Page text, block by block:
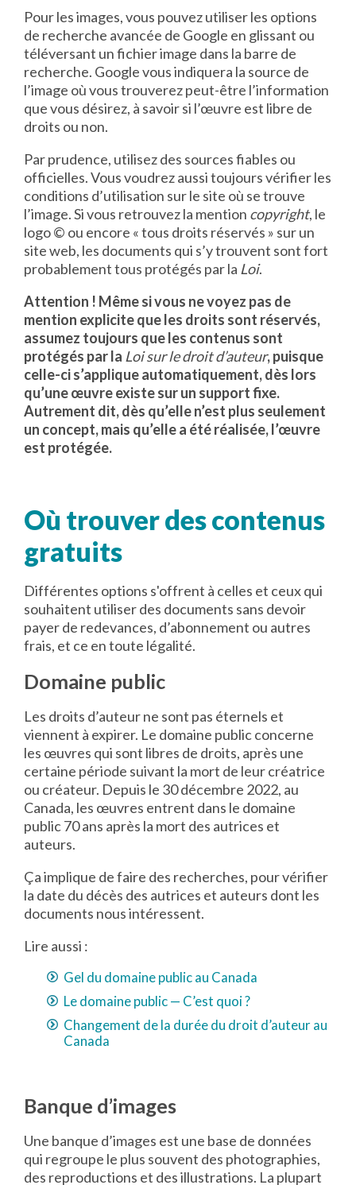
Pour les images, vous pouvez utiliser les options
de recherche avancée de Google en glissant ou
téléversant un fichier image dans la barre de
recherche. Google vous indiquera la source de
l’image où vous trouverez peut-être l’information
que vous désirez, à savoir si l’œuvre est libre de
droits ou non.
Par prudence, utilisez des sources fiables ou
officielles. Vous voudrez aussi toujours vérifier les
conditions d’utilisation sur le site où se trouve
l’image. Si vous retrouvez la mention copyright, le
logo © ou encore « tous droits réservés » sur un
site web, les documents qui s’y trouvent sont fort
probablement tous protégés par la Loi.
Attention ! Même si vous ne voyez pas de
mention explicite que les droits sont réservés,
assumez toujours que les contenus sont
protégés par la Loi sur le droit d’auteur, puisque
celle-ci s’applique automatiquement, dès lors
qu’une œuvre existe sur un support fixe.
Autrement dit, dès qu’elle n’est plus seulement
un concept, mais qu’elle a été réalisée, l’œuvre
est protégée.
Où trouver des contenus
gratuits
Différentes options s'offrent à celles et ceux qui
souhaitent utiliser des documents sans devoir
payer de redevances, d’abonnement ou autres
frais, et ce en toute légalité.
Domaine public
Les droits d’auteur ne sont pas éternels et
viennent à expirer. Le domaine public concerne
les œuvres qui sont libres de droits, après une
certaine période suivant la mort de leur créatrice
ou créateur. Depuis le 30 décembre 2022, au
Canada, les œuvres entrent dans le domaine
public 70 ans après la mort des autrices et
auteurs.
Ça implique de faire des recherches, pour vérifier
la date du décès des autrices et auteurs dont les
documents nous intéressent.
Lire aussi :
Gel du domaine public au Canada
Le domaine public — C’est quoi ?
Changement de la durée du droit d’auteur au
Canada
Banque d’images
Une banque d’images est une base de données
qui regroupe le plus souvent des photographies,
des reproductions et des illustrations. La plupart